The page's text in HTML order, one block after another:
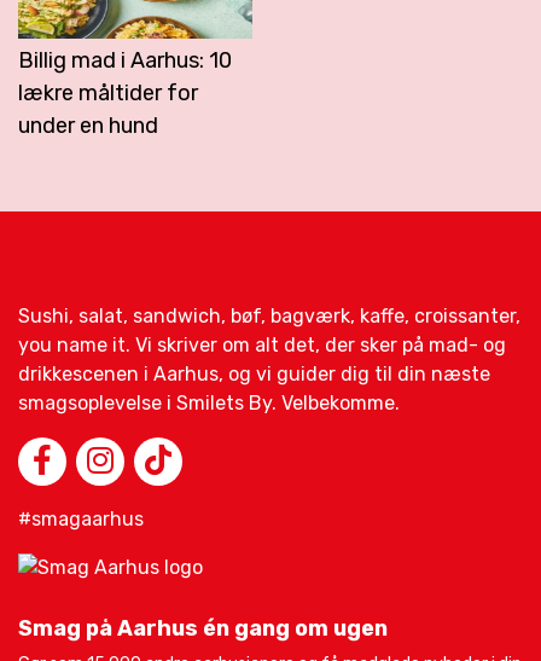
Billig mad i Aarhus: 10
lækre måltider for
under en hund
Sushi, salat, sandwich, bøf, bagværk, kaffe, croissanter,
you name it. Vi skriver om alt det, der sker på mad- og
drikkescenen i Aarhus, og vi guider dig til din næste
smagsoplevelse i Smilets By. Velbekomme.
#smagaarhus
Smag på Aarhus én gang om ugen